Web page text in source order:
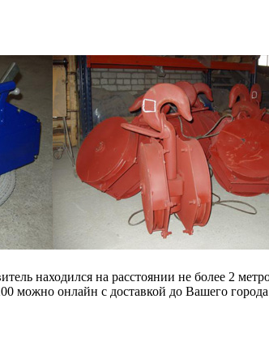
находился на расстоянии не более 2
онлайн с доставкой до Вашего